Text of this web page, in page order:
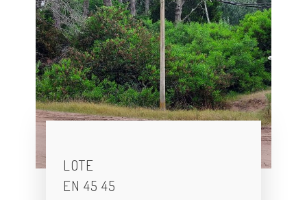
LOTE
EN 45 45